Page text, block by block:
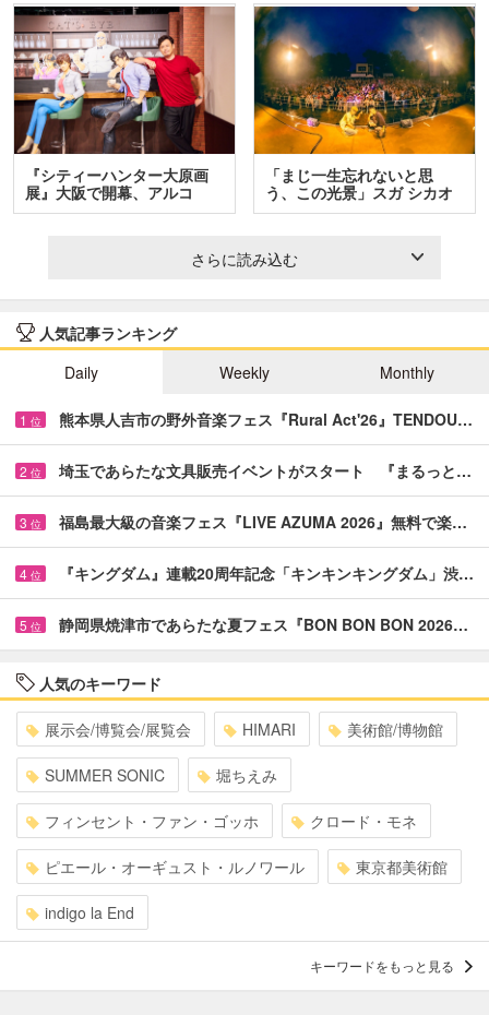
『シティーハンター大原画
展』大阪で開幕、アルコ
＆…
「まじ一生忘れないと思
う、この光景」スガ シカオ
と…
さらに読み込む
人気記事ランキング
Daily
Weekly Monthly
1 位 熊本県人吉市の野外音楽フェス『Rural Act'26』TENDOU…
2 位 埼玉であらたな文具販売イベントがスタート 『まるっと…
3 位 福島最大級の音楽フェス『LIVE AZUMA 2026』無料で楽…
4 位 『キングダム』連載20周年記念「キンキンキングダム」渋…
5 位 静岡県焼津市であらたな夏フェス『BON BON BON 2026…
人気のキーワード
展示会/博覧会/展覧会 HIMARI 美術館/博物館
SUMMER SONIC 堀ちえみ
フィンセント・ファン・ゴッホ クロード・モネ
ピエール・オーギュスト・ルノワール 東京都美術館
indigo la End
キーワードをもっと見る